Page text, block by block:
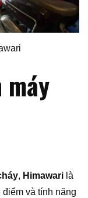
máy
, Himawari là
và tính năng